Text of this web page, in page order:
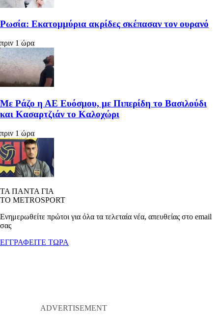
Ρωσία: Εκατομμύρια ακρίδες σκέπασαν τον ουρανό
πριν 1 ώρα
Με Ράζο η ΑΕ Ευόσμου, με Πιπερίδη το Βασιλούδι
και Κασαρτζιάν το Καλοχώρι
πριν 1 ώρα
ΤΑ ΠΑΝΤΑ ΓΙΑ
ΤΟ METROSPORT
Ενημερωθείτε πρώτοι για όλα τα τελεταία νέα, απευθείας στο email
σας
ΕΓΓΡΑΦΕΙΤΕ ΤΩΡΑ